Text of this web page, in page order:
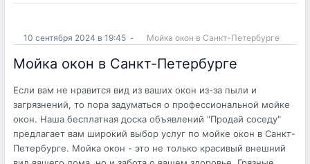
10 сентября 2024 в 19:45 - Мойка окон в Санкт-Петербургe
Мойка окон в Санкт-Петербургe
Если вам не нравится вид из ваших окон из-за пыли и
загрязнений, то пора задуматься о профессиональной мойке
окон. Наша бесплатная доска объявлений "Продай соседу"
предлагает вам широкий выбор услуг по мойке окон в Санкт-
Петербурге. Мойка окон - это не только красивый внешний